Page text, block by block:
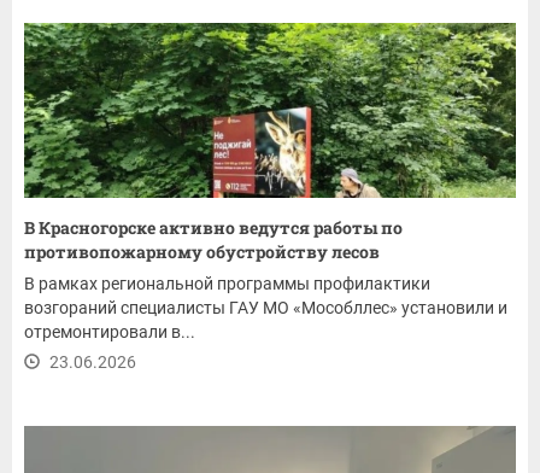
В Красногорске активно ведутся работы по
противопожарному обустройству лесов
В рамках региональной программы профилактики
возгораний специалисты ГАУ МО «Мособллес» установили и
отремонтировали в...
23.06.2026